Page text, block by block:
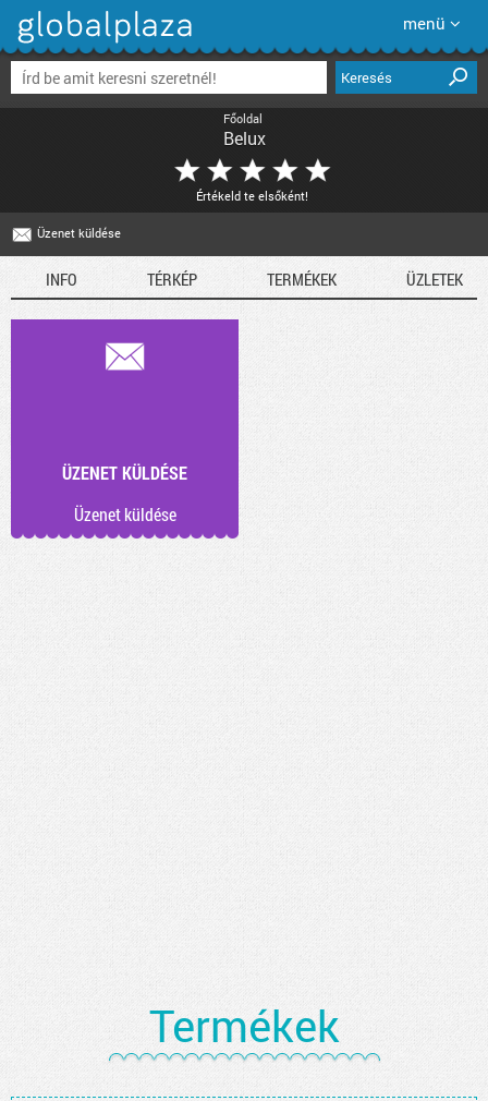
menü
Keresés
Főoldal
Belux
Értékeld te elsőként!
Üzenet küldése
INFO TÉRKÉP TERMÉKEK ÜZLETEK
E-mail
ÜZENET KÜLDÉSE
Üzenet küldése
Termékek